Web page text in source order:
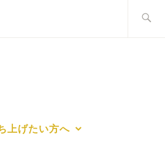
上げたい方へ